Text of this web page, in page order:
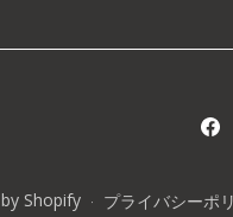
Shopify プライバシーポ